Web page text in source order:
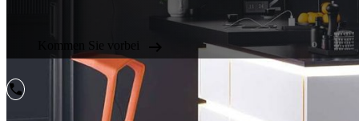
Kommen Sie vorbei 
